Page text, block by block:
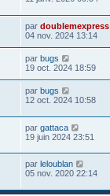
par doublemexpress
04 nov. 2024 13:14
par bugs
19 oct. 2024 18:59
par bugs
12 oct. 2024 10:58
par gattaca
19 juin 2024 23:51
par leloublan
05 nov. 2020 22:14